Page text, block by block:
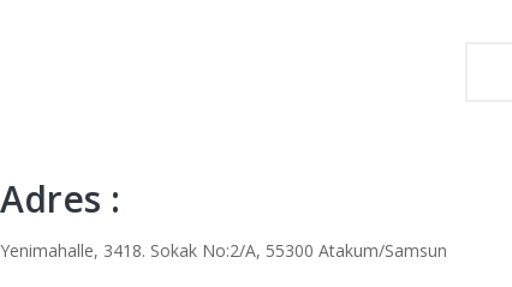
Adres :
Yenimahalle, 3418. Sokak No:2/A, 55300 Atakum/Samsun